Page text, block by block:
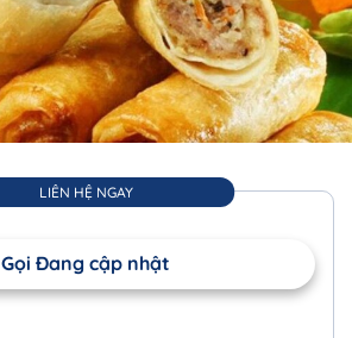
LIÊN HỆ NGAY
Gọi Đang cập nhật